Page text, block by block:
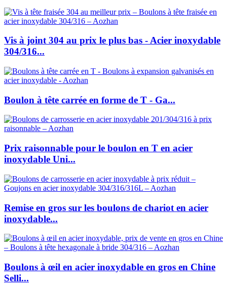
Vis à joint 304 au prix le plus bas - Acier inoxydable
304/316...
Boulon à tête carrée en forme de T - Ga...
Prix raisonnable pour le boulon en T en acier
inoxydable Uni...
Remise en gros sur les boulons de chariot en acier
inoxydable...
Boulons à œil en acier inoxydable en gros en Chine
Selli...